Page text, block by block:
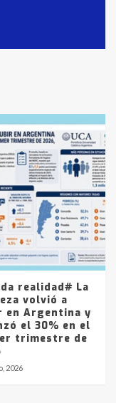
un
en
hasta Axion
realidad# La
volvió a
en Argentina y
el 30% en el
trimestre de
2026